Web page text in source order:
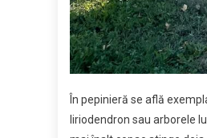
În pepinieră se află
liriodendron sau arborele